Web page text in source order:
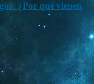
¿Por qué vienen